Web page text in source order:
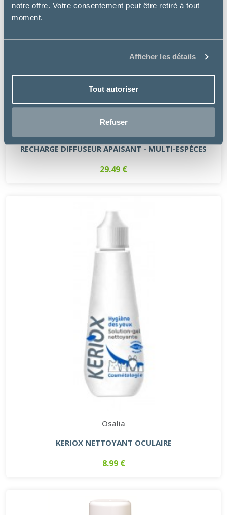
notre offre. Votre consentement peut être retiré à tout
moment.
Afficher les détails
Tout autoriser
Refuser
RECHARGE DIFFUSEUR APAISANT - MULTI-ESPÈCES
29.49 €
Osalia
KERIOX NETTOYANT OCULAIRE
8.99 €